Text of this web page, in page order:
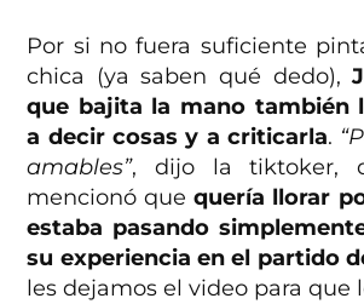
Por si no fuera suficiente
chica (ya saben qué dedo),
que bajita la mano también
a decir cosas y a criticarla.
amables”, dijo la tiktoker,
mencionó quequería llorar
estaba pasando
su experiencia en el partido
les dejamos el video para que